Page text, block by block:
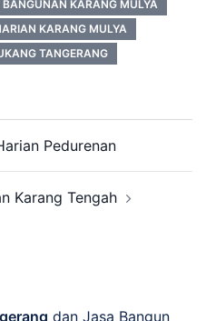
KARANG MULYA
KARANG MULYA
TANGERANG
Pedurenan
Karang Tengah
dan Jasa Bangun